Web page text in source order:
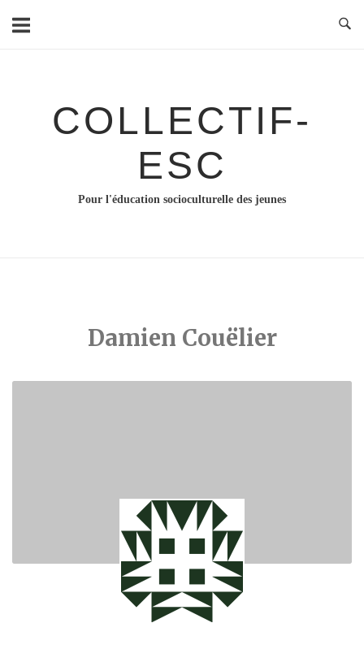
COLLECTIF-
ESC
Pour l'éducation socioculturelle des jeunes
Damien Couëlier